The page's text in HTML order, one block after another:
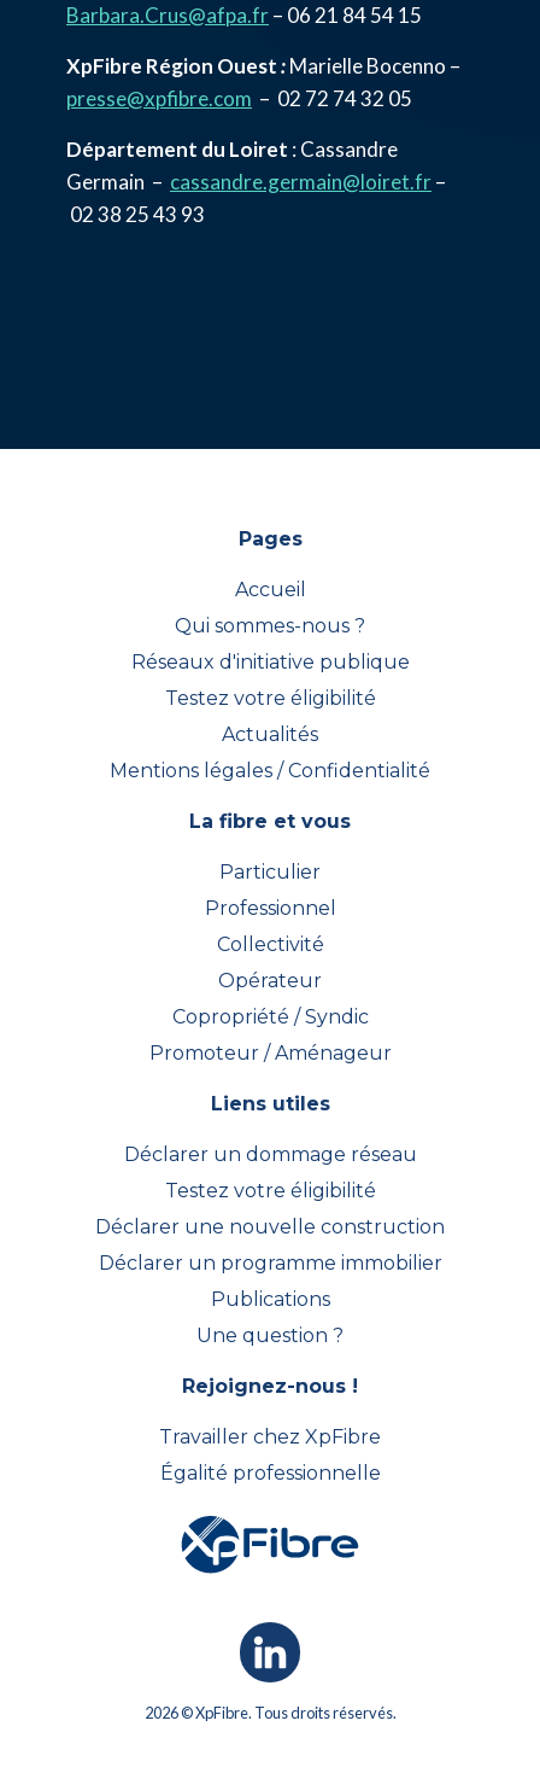
Barbara.Crus@afpa.fr– 06 21 84 54 15
XpFibre Région Ouest:Marielle Bocenno –
presse@xpfibre.com – 02 72 74 32 05
Département du Loiret : Cassandre
Germain – cassandre.germain@loiret.fr–
02 38 25 43 93
Pages
Accueil
Qui sommes-nous ?
Réseaux d'initiative publique
Testez votre éligibilité
Actualités
Mentions légales / Confidentialité
La fibre et vous
Particulier
Professionnel
Collectivité
Opérateur
Copropriété / Syndic
Promoteur / Aménageur
Liens utiles
Déclarer un dommage réseau
Testez votre éligibilité
Déclarer une nouvelle construction
Déclarer un programme immobilier
Publications
Une question ?
Rejoignez-nous !
Travailler chez XpFibre
Égalité professionnelle
2026 © XpFibre. Tous droits réservés.